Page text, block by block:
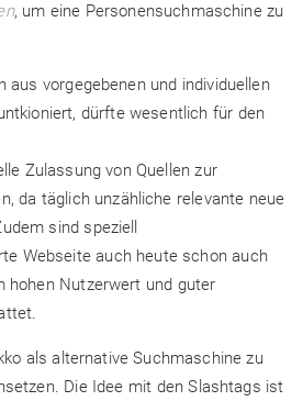
, um eine Personensuchmaschine zu
aus vorgegebenen und individuellen
dürfte wesentlich für den
Zulassung von Quellen zur
da täglich unzähliche relevante neue
sind speziell
Webseite auch heute schon auch
hohen Nutzerwert und guter
als alternative Suchmaschine zu
Die Idee mit den Slashtags ist